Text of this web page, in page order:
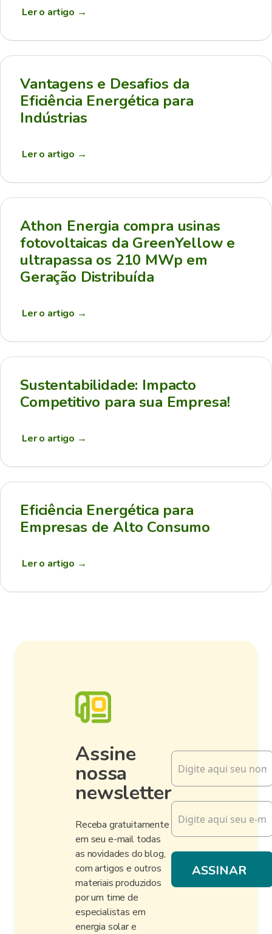
Ler o artigo →
Vantagens e Desafios da
Eficiência Energética para
Indústrias
Ler o artigo →
Athon Energia compra usinas
fotovoltaicas da GreenYellow e
ultrapassa os 210 MWp em
Geração Distribuída
Ler o artigo →
Sustentabilidade: Impacto
Competitivo para sua Empresa!
Ler o artigo →
Eficiência Energética para
Empresas de Alto Consumo
Ler o artigo →
Assine
nossa
newsletter
Receba gratuitamente
em seu e-mail todas
as novidades do blog,
com artigos e outros
materiais produzidos
por um time de
especialistas em
energia solar e